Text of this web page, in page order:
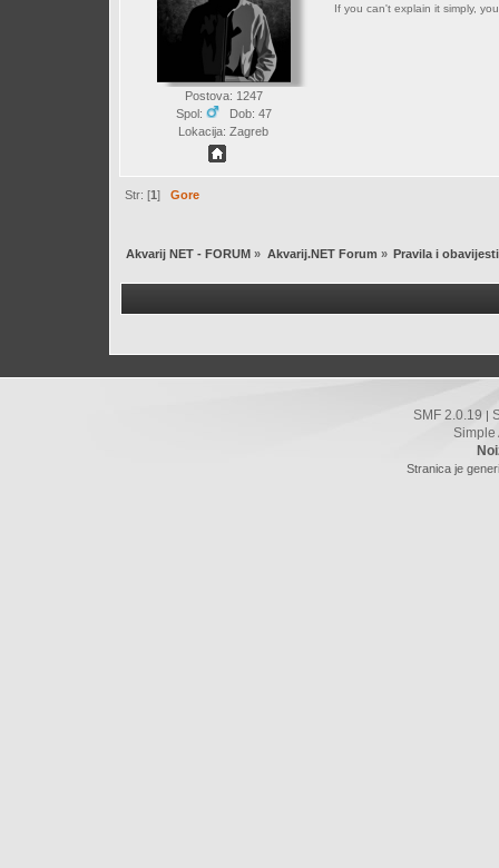
Postova: 1247
Spol:
Dob: 47
Lokacija: Zagreb
If you can't explain it simply,
Str: [1]Gore
Akvarij NET - FORUM » Akvarij.NET Forum » Pravila i obavijesti
SMF 2.0.19 |
Simple
Stranica je